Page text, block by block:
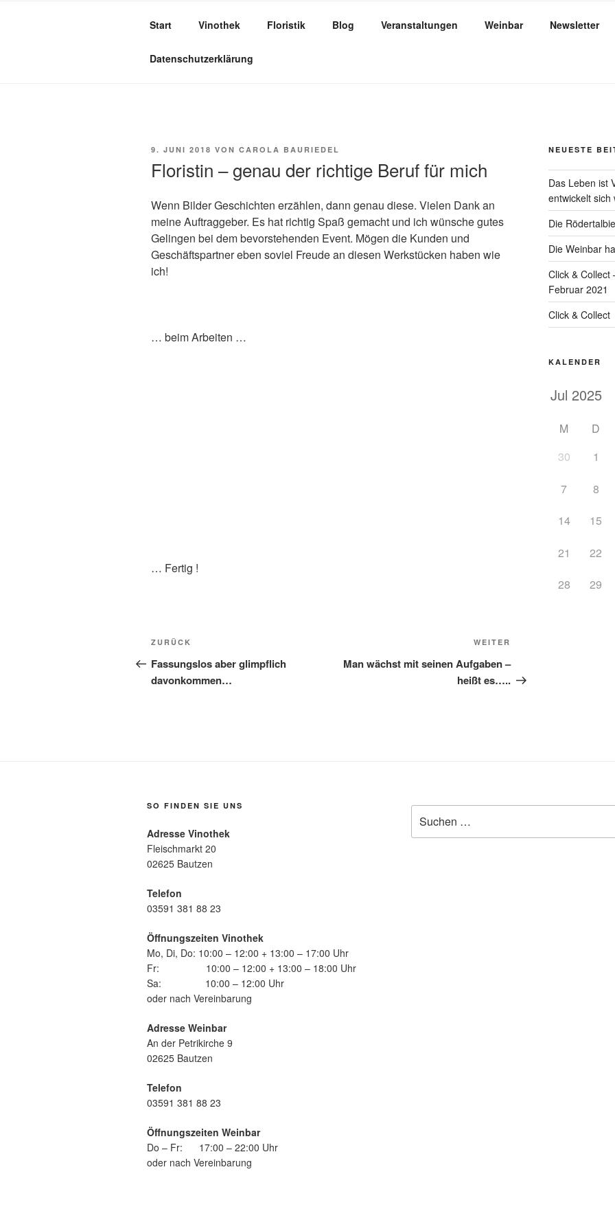
Start Vinothek Floristik Blog Veranstaltungen Weinbar Newsletter
Datenschutzerklärung
VERÖFFENTLICHT
9. JUNI 2018 VON CAROLA BAURIEDEL
Floristin – genau der richtige Beruf für mich
Wenn Bilder Geschichten erzählen, dann genau diese. Vielen Dank an
meine Auftraggeber. Es hat richtig Spaß gemacht und ich wünsche gutes
Gelingen bei dem bevorstehenden Event. Mögen die Kunden und
Geschäftspartner eben soviel Freude an diesen Werkstücken haben wie
ich!
… beim Arbeiten …
… Fertig !
Beitragsnavigation
Vorheriger
Beitrag
ZURÜCK
Fassungslos aber glimpflich
davonkommen…
Beitrag
WEITER
Man wächst mit seinen Aufgaben –
heißt es…..
NEUESTE
Das Leben ist
entwickelt sich
Die
Die Weinbar
Click & Collect
Februar 2021
Click & Collect
KALENDER
M D
30
1
7 8
14 15
21 22
28 29
SO FINDEN SIE UNS
Adresse Vinothek
Fleischmarkt 20
02625 Bautzen
Telefon
03591 381 88 23
Öffnungszeiten Vinothek
Mo, Di, Do: 10:00 – 12:00 + 13:00 – 17:00 Uhr
Fr: 10:00 – 12:00 + 13:00 – 18:00 Uhr
Sa: 10:00 – 12:00 Uhr
oder nach Vereinbarung
Adresse Weinbar
An der Petrikirche 9
02625 Bautzen
Telefon
03591 381 88 23
Öffnungszeiten Weinbar
Do – Fr: 17:00 – 22:00 Uhr
oder nach Vereinbarung
nach: